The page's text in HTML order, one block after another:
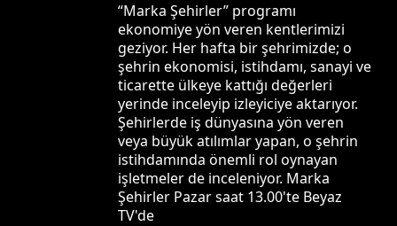
“Marka Şehirler” programı
ekonomiye yön veren kentlerimizi
geziyor. Her hafta bir şehrimizde; o
şehrin ekonomisi, istihdamı, sanayi ve
ticarette ülkeye kattığı değerleri
yerinde inceleyip izleyiciye aktarıyor.
Şehirlerde iş dünyasına yön veren
veya büyük atılımlar yapan, o şehrin
istihdamında önemli rol oynayan
işletmeler de inceleniyor. Marka
Şehirler Pazar saat 13.00'te Beyaz
TV'de